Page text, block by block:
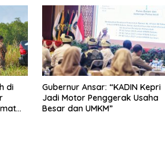
di
Gubernur Ansar: “KADIN Kepri
Jadi Motor Penggerak Usaha
Besar dan UMKM”